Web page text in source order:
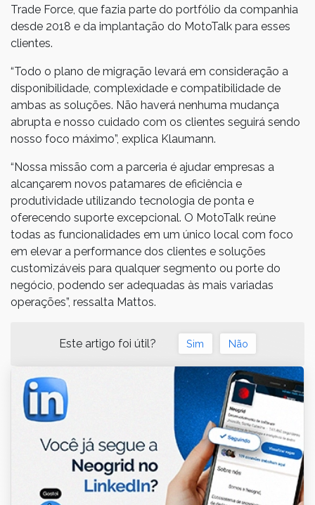
Trade Force, que fazia parte do portfólio da companhia
desde 2018 e da implantação do MotoTalk para esses
clientes.
“Todo o plano de migração levará em consideração a
disponibilidade, complexidade e compatibilidade de
ambas as soluções. Não haverá nenhuma mudança
abrupta e nosso cuidado com os clientes seguirá sendo
nosso foco máximo”, explica Klaumann.
“Nossa missão com a parceria é ajudar empresas a
alcançarem novos patamares de eficiência e
produtividade utilizando tecnologia de ponta e
oferecendo suporte excepcional. O MotoTalk reúne
todas as funcionalidades em um único local com foco
em elevar a performance dos clientes e soluções
customizáveis para qualquer segmento ou porte do
negócio, podendo ser adequadas às mais variadas
operações”, ressalta Mattos.
Este artigo foi útil? Sim Não